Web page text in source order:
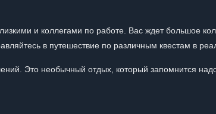
и коллегами по работе. Вас ждет большое
в путешествие по различным квестам в
Это необычный отдых, который запомнится